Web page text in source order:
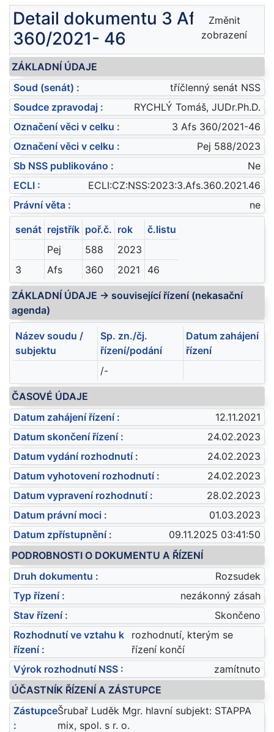
Detail dokumentu 3 Afs
360/2021- 46
Změnit
zobrazení
ZÁKLADNÍ ÚDAJE
Soud (senát) :
tříčlenný senát NSS
Soudce zpravodaj :
RYCHLÝ Tomáš, JUDr.Ph.D.
Označení věci v celku :
3 Afs 360/2021-46
Označení věci v celku :
Pej 588/2023
Sb NSS publikováno :
Ne
ECLI :
ECLI:CZ:NSS:2023:3.Afs.360.2021.46
Právní věta :
ne
senát rejstřík poř.č. rok
č.listu
Pej
588
2023
3
Afs 360 2021 46
ZÁKLADNÍ ÚDAJE -> související řízení (nekasační
agenda)
Název soudu /
subjektu
Sp. zn./čj.
řízení/podání
Datum zahájení
řízení
/-
ČASOVÉ ÚDAJE
Datum zahájení řízení :
12.11.2021
Datum skončení řízení :
24.02.2023
Datum vydání rozhodnutí :
24.02.2023
Datum vyhotovení rozhodnutí :
24.02.2023
Datum vypravení rozhodnutí :
28.02.2023
Datum právní moci :
01.03.2023
Datum zpřístupnění :
09.11.2025 03:41:50
PODROBNOSTI O DOKUMENTU A ŘÍZENÍ
Druh dokumentu :
Rozsudek
Typ řízení :
nezákonný zásah
Stav řízení :
Skončeno
Rozhodnutí ve vztahu k
řízení :
rozhodnutí, kterým se
řízení končí
Výrok rozhodnutí NSS :
zamítnuto
ÚČASTNÍK ŘÍZENÍ A ZÁSTUPCE
Zástupce
:
Šrubař Luděk Mgr. hlavní subjekt: STAPPA
mix, spol. s r. o.